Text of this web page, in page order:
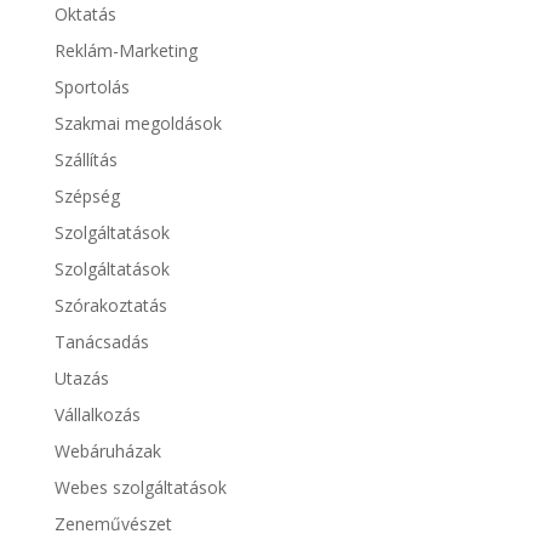
Oktatás
Reklám-Marketing
Sportolás
Szakmai megoldások
Szállítás
Szépség
Szolgáltatások
Szolgáltatások
Szórakoztatás
Tanácsadás
Utazás
Vállalkozás
Webáruházak
Webes szolgáltatások
Zeneművészet